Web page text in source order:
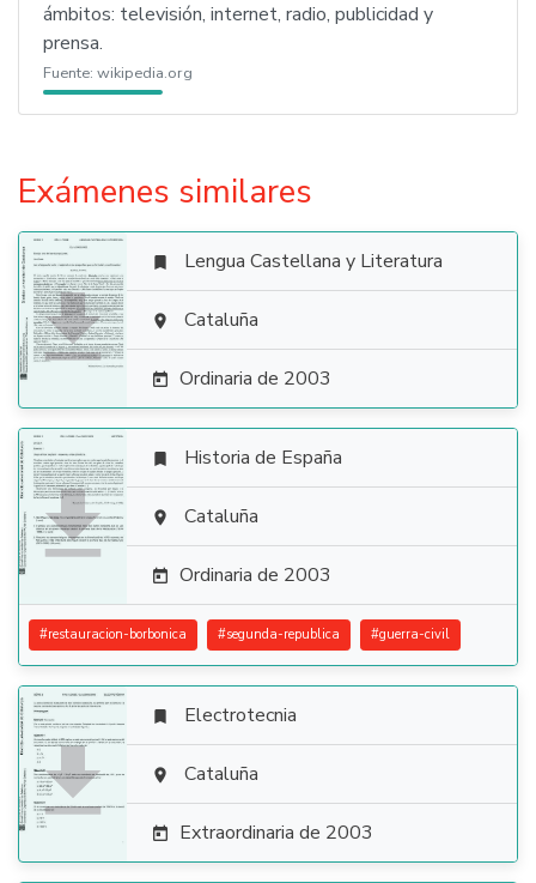
ámbitos: televisión, internet, radio, publicidad y
prensa.
Fuente: wikipedia.org
Exámenes similares

 Lengua Castellana y Literatura
 Cataluña
 Ordinaria de 2003

 Historia de España
 Cataluña
 Ordinaria de 2003
#restauracion-borbonica #segunda-republica #guerra-civil

 Electrotecnia
 Cataluña
 Extraordinaria de 2003